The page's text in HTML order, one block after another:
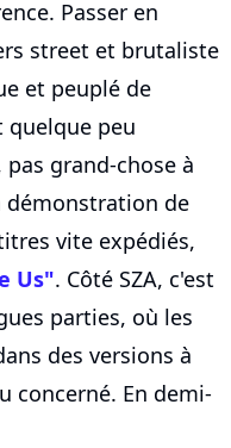
Passer en
street et brutaliste
et peuplé de
quelque peu
grand-chose à
démonstration de
vite expédiés,
Us". Côté SZA, c'est
parties, où les
des versions à
concerné. En demi-